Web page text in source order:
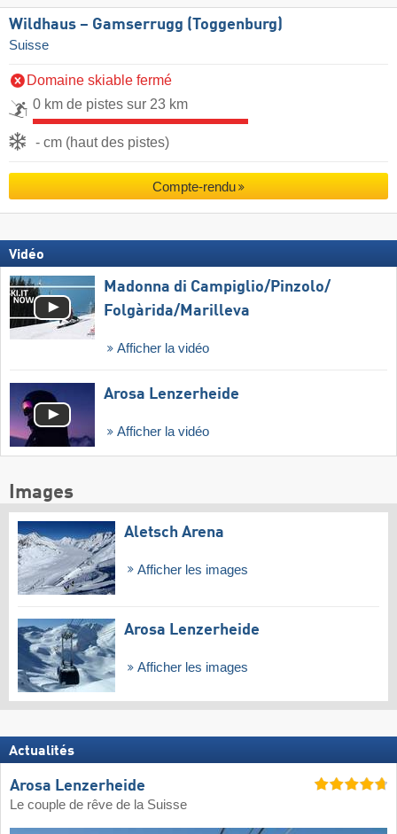
Wildhaus – Gamserrugg (Toggenburg)
Suisse
Domaine skiable fermé
0 km de pistes sur 23 km
- cm (haut des pistes)
Compte-rendu
Vidéo
Madonna di Campiglio/​Pinzolo/​
Folgàrida/​Marilleva
Afficher la vidéo
Arosa Lenzerheide
Afficher la vidéo
Images
Aletsch Arena
Afficher les images
Arosa Lenzerheide
Afficher les images
Actualités
Arosa Lenzerheide
Le couple de rêve de la Suisse